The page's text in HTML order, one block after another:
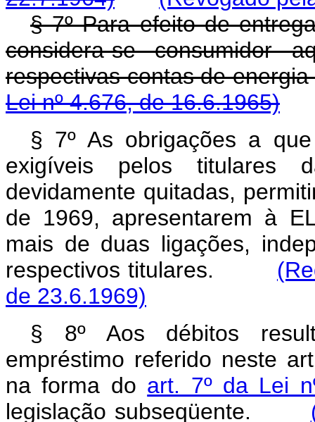
§ 7º Para efeito de
considera-se consumidor
respectivas contas de
Lei nº 4.676, de 16.6.1965)
§ 7º As obrigações a
exigíveis pelos titulares
devidamente quitadas,
de 1969, apresentarem à
mais de duas ligações,
respectivos titulares.
de 23.6.1969)
§ 8º Aos débitos
empréstimo referido neste
na forma do art. 7º da Lei
legislação subseqüente.